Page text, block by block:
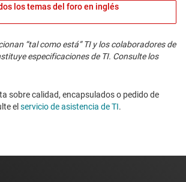
los temas del foro en inglés
“tal como está” TI y los colaboradores de
especificaciones de TI. Consulte los
sobre calidad, encapsulados o pedido de
el servicio de asistencia de TI. ​​​​​​​​​​​​​​